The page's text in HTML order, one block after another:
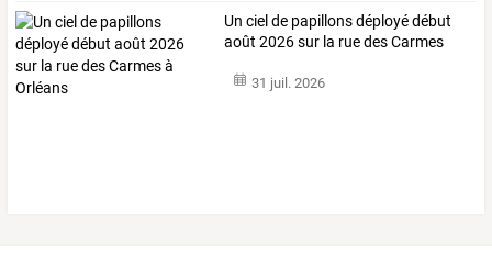
Un ciel de papillonsdéployédébut
août 2026sur la ruedesCarmes
31 juil. 2026